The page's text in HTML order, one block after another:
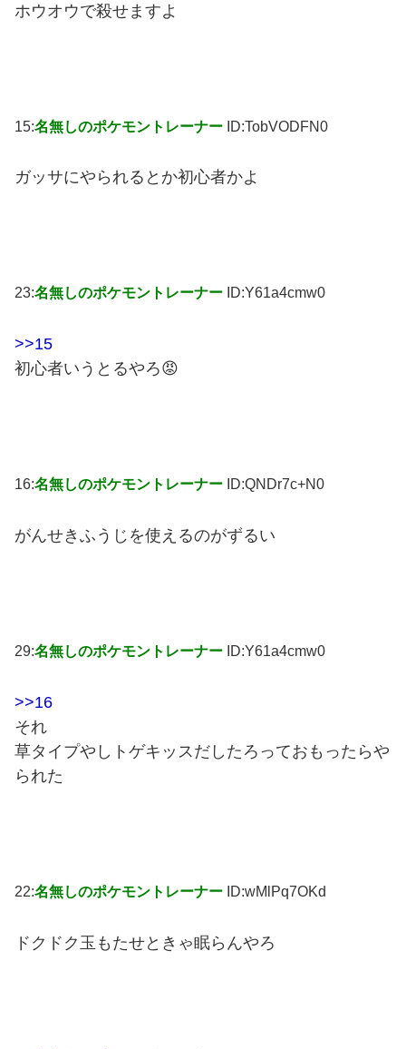
ホウオウで殺せますよ
15:名無しのポケモントレーナー ID:TobVODFN0
ガッサにやられるとか初心者かよ
23:名無しのポケモントレーナー ID:Y61a4cmw0
>>15
初心者いうとるやろ😡
16:名無しのポケモントレーナー ID:QNDr7c+N0
がんせきふうじを使えるのがずるい
29:名無しのポケモントレーナー ID:Y61a4cmw0
>>16
それ
草タイプやしトゲキッスだしたろっておもったらや
られた
22:名無しのポケモントレーナー ID:wMlPq7OKd
ドクドク玉もたせときゃ眠らんやろ